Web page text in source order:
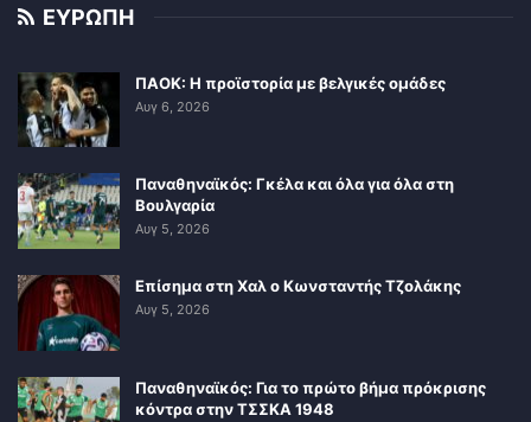
ΕΥΡΩΠΗ
ΠΑΟΚ: Η προϊστορία με βελγικές ομάδες
Αυγ 6, 2026
Παναθηναϊκός: Γκέλα και όλα για όλα στη
Βουλγαρία
Αυγ 5, 2026
Επίσημα στη Χαλ ο Κωνσταντής Τζολάκης
Αυγ 5, 2026
Παναθηναϊκός: Για το πρώτο βήμα πρόκρισης
κόντρα στην ΤΣΣΚΑ 1948